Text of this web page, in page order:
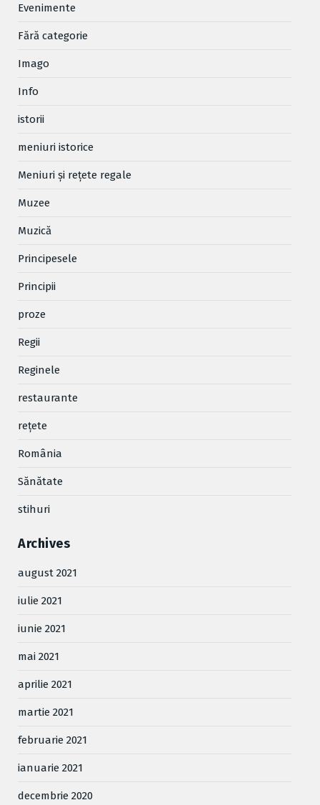
Evenimente
Fără categorie
Imago
Info
istorii
meniuri istorice
Meniuri și rețete regale
Muzee
Muzică
Principesele
Principii
proze
Regii
Reginele
restaurante
reţete
România
Sănătate
stihuri
Archives
august 2021
iulie 2021
iunie 2021
mai 2021
aprilie 2021
martie 2021
februarie 2021
ianuarie 2021
decembrie 2020